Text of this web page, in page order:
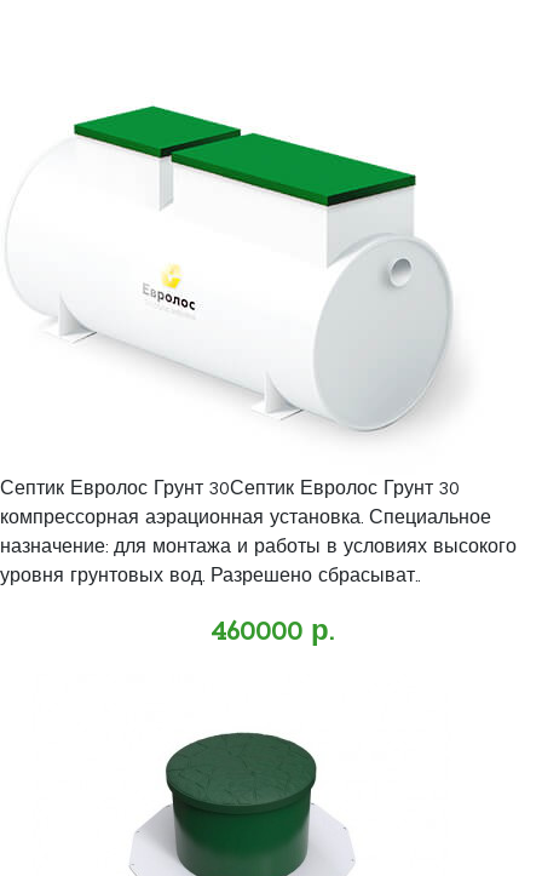
Септик Евролос Грунт 30Септик Евролос Грунт 30
компрессорная аэрационная установка. Специальное
назначение: для монтажа и работы в условиях высокого
уровня грунтовых вод. Разрешено сбрасыват..
460000 р.